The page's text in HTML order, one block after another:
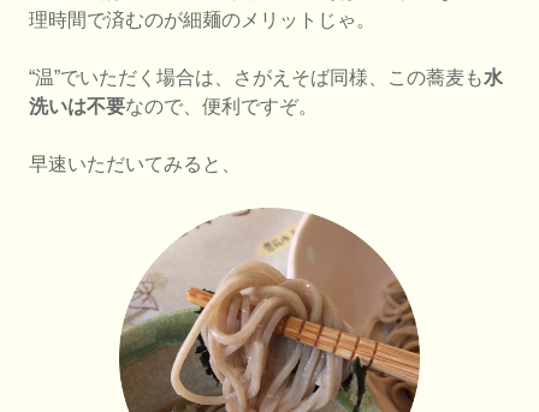
理時間で済むのが細麺のメリットじゃ。
“温”でいただく場合は、さがえそば同様、この蕎麦も水
洗いは不要なので、便利ですぞ。
早速いただいてみると、